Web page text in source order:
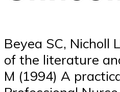
Beyea SC,
of the literature
M (1994) A